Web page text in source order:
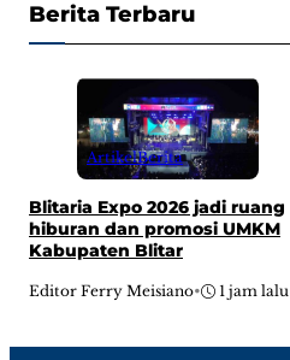
Berita Terbaru
ArtikelBerita
Blitaria Expo 2026 jadi ruang
hiburan dan promosi UMKM
Kabupaten Blitar
Editor Ferry Meisiano• 1 jam lalu